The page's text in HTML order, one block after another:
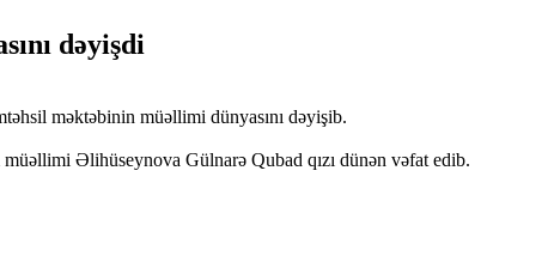
dəyişdi
məktəbinin müəllimi dünyasını dəyişib.
Əlihüseynova Gülnarə Qubad qızı dünən vəfat edib.